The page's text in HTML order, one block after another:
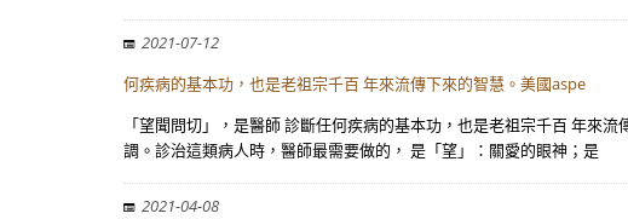
2021-07-12
何疾病的基本功，也是老祖宗千百 年來流傳下來的智慧。美國aspe
「望聞問切」，是醫師 診斷任何疾病的基本功，也是老祖宗千百 年來
調。診治這類病人時，醫師最需要做的， 是「望」：關愛的眼神；是
2021-04-08